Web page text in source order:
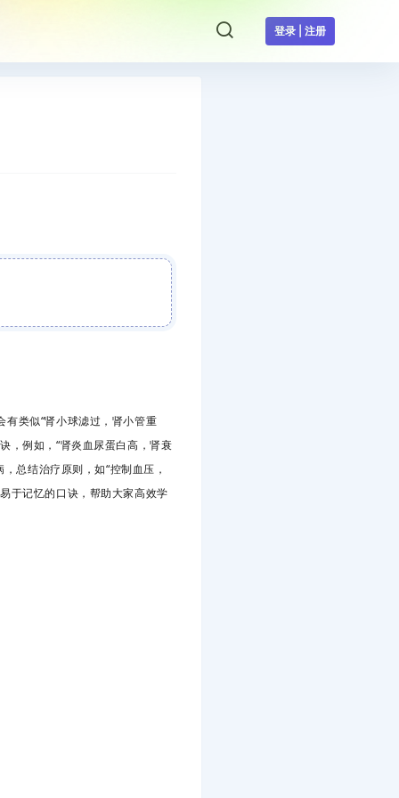
登录 | 注册
类似“肾小球滤过，肾小管重
，例如，“肾炎血尿蛋白高，肾衰
总结治疗原则，如“控制血压，
于记忆的口诀，帮助大家高效学